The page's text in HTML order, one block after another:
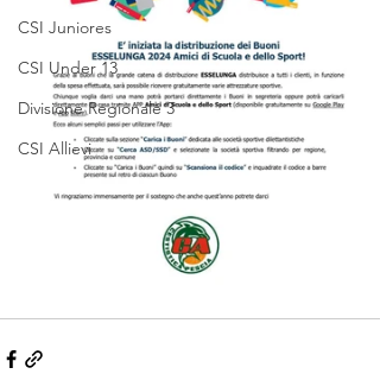
CSI Juniores
CSI Under 13
Divisione Regionale 3
CSI Allievi